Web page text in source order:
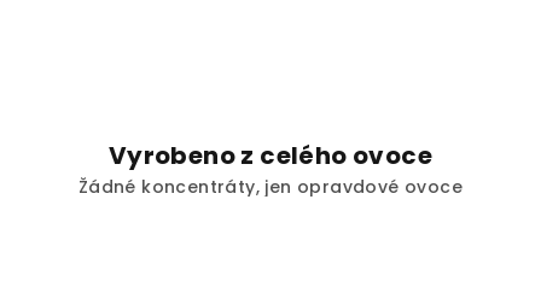
Vyrobeno z celého ovoce
Žádné koncentráty, jen opravdové ovoce